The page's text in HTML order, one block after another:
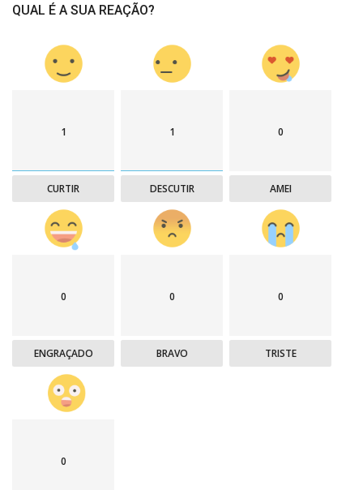
QUAL É A SUA REAÇÃO?
1
CURTIR
1
DESCUTIR
0
AMEI
0
ENGRAÇADO
0
BRAVO
0
TRISTE
0